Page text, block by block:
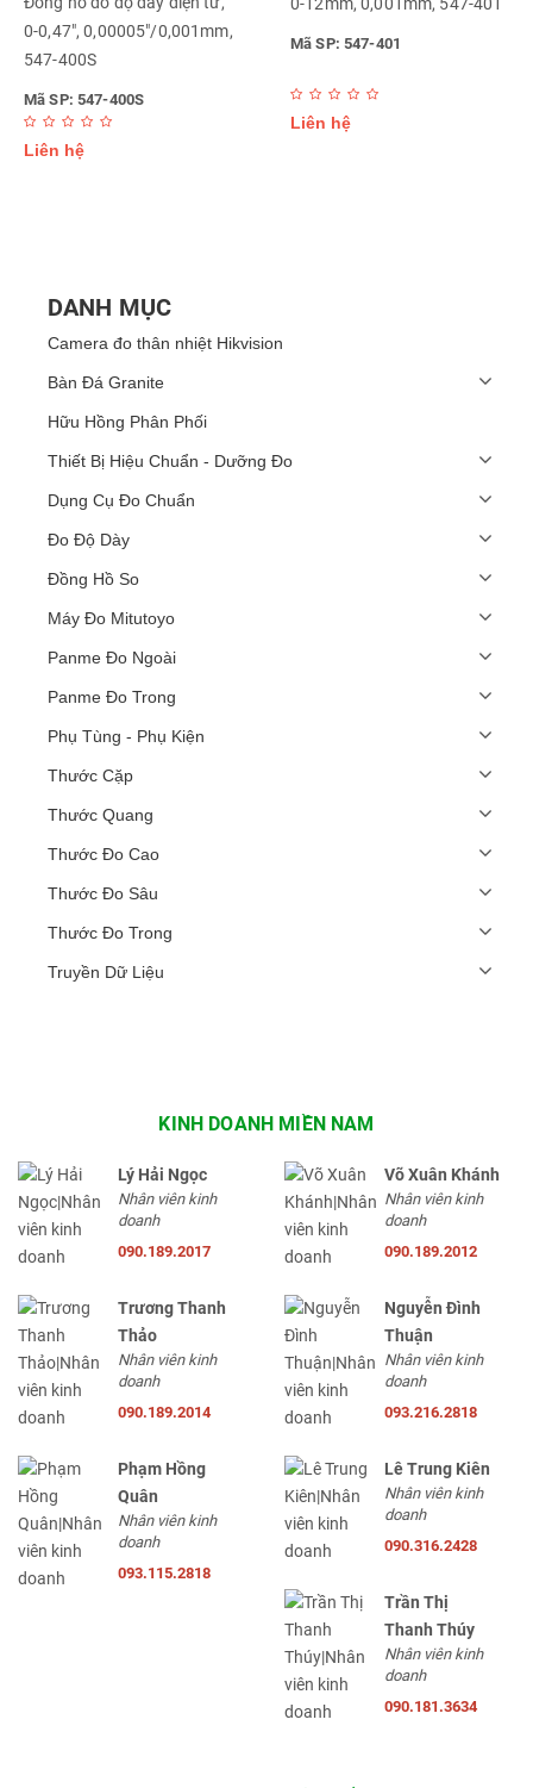
0-0,47", 0,00005"/0,001mm,
547-400S
Mã SP: 547-400S
Liên hệ
Mã SP: 547-401
Liên hệ
DANH MỤC
Camera đo thân nhiệt Hikvision
Bàn Đá Granite
Hữu Hồng Phân Phối
Thiết Bị Hiệu Chuẩn - Dưỡng Đo
Dụng Cụ Đo Chuẩn
Đo Độ Dày
Đồng Hồ So
Máy Đo Mitutoyo
Panme Đo Ngoài
Panme Đo Trong
Phụ Tùng - Phụ Kiện
Thước Cặp
Thước Quang
Thước Đo Cao
Thước Đo Sâu
Thước Đo Trong
Truyền Dữ Liệu
KINH DOANH MIỀN NAM
Lý Hải Ngọc
Nhân viên kinh
doanh
090.189.2017
Võ Xuân Khánh
Nhân viên kinh
doanh
090.189.2012
Trương Thanh
Thảo
Nhân viên kinh
doanh
090.189.2014
Nguyễn Đình
Thuận
Nhân viên kinh
doanh
093.216.2818
Phạm Hồng
Quân
Nhân viên kinh
doanh
093.115.2818
Lê Trung Kiên
Nhân viên kinh
doanh
090.316.2428
Trần Thị
Thanh Thúy
Nhân viên kinh
doanh
090.181.3634